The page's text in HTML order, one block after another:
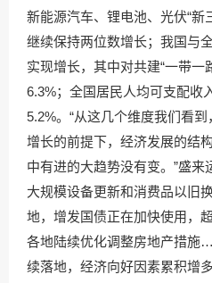
新能源汽车、锂电池、光伏“新
继续保持两位数增长；我国与
实现增长，其中对共建“一带一
6.3%；全国居民人均可支配收
5.2%。“从这几个维度我们看
增长的前提下，经济发展的结
中有进的大趋势没有变。”盛来
大规模设备更新和消费品以旧
地，增发国债正在加快使用，
各地陆续优化调整房地产措
续落地，经济向好因素累积增